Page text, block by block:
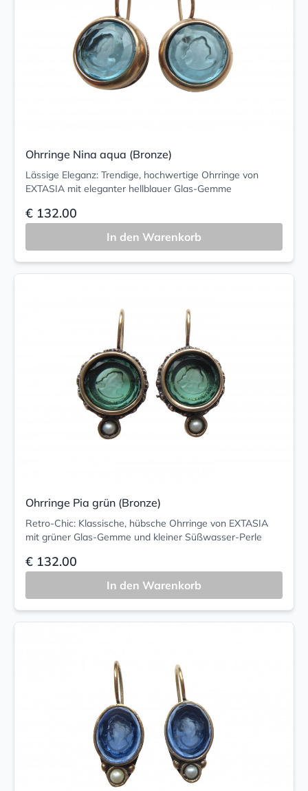
Ohrringe Nina aqua (Bronze)
Lässige Eleganz: Trendige, hochwertige Ohrringe von
EXTASIA mit eleganter hellblauer Glas-Gemme
€ 132.00
In den Warenkorb
Ohrringe Pia grün (Bronze)
Retro-Chic: Klassische, hübsche Ohrringe von EXTASIA
mit grüner Glas-Gemme und kleiner Süßwasser-Perle
€ 132.00
In den Warenkorb